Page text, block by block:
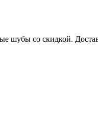
шубы со скидкой.